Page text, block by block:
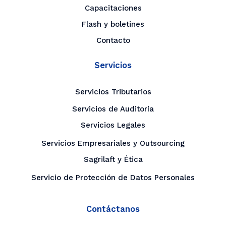
Capacitaciones
Flash y boletines
Contacto
Servicios
Servicios Tributarios
Servicios de Auditoría
Servicios Legales
Servicios Empresariales y Outsourcing
Sagrilaft y Ética
Servicio de Protección de Datos Personales
Contáctanos